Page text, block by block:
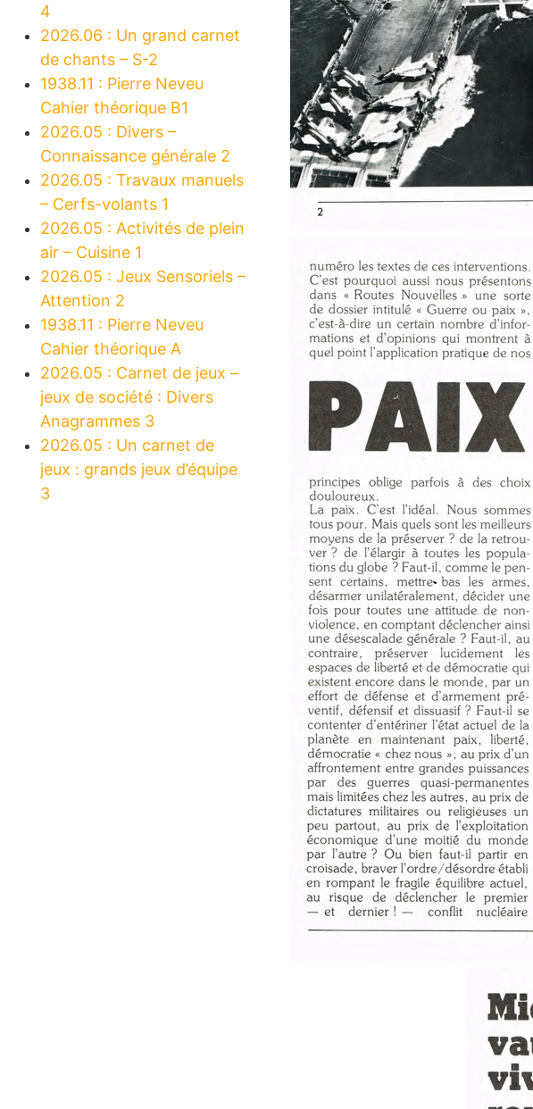
4
2026.06 : Un grand carnet
de chants – S-2
1938.11 : Pierre Neveu
Cahier théorique B1
2026.05 : Divers –
Connaissance générale 2
2026.05 : Travaux manuels
– Cerfs-volants 1
2026.05 : Activités de plein
air – Cuisine 1
2026.05 : Jeux Sensoriels –
Attention 2
1938.11 : Pierre Neveu
Cahier théorique A
2026.05 : Carnet de jeux –
jeux de société : Divers
Anagrammes 3
2026.05 : Un carnet de
jeux : grands jeux d’équipe
3